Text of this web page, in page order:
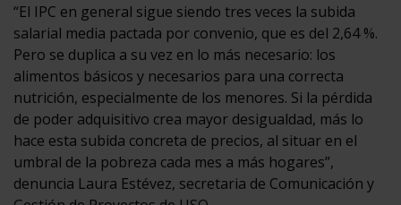
“El IPC en general sigue siendo tres veces la subida
salarial media pactada por convenio, que es del 2,64 %.
Pero se duplica a su vez en lo más necesario: los
alimentos básicos y necesarios para una correcta
nutrición, especialmente de los menores. Si la pérdida
de poder adquisitivo crea mayor desigualdad, más lo
hace esta subida concreta de precios, al situar en el
umbral de la pobreza cada mes a más hogares”,
denuncia Laura Estévez, secretaria de Comunicación y